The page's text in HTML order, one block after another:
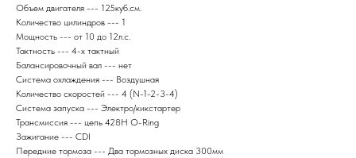
Объем двигателя --- 125куб.см.
Количество цилиндров --- 1
Мощность --- от 10 до 12л.с.
Тактность --- 4-x тактный
Балансировочный вал --- нет
Система охлаждения --- Воздушная
Количество скоростей --- 4 (N-1-2-3-4)
Система запуска --- Электро/кикстартер
Трансмиссия --- цепь 428H O-Ring
Зажигание --- CDI
Передние тормоза --- Два тормозных диска 300мм